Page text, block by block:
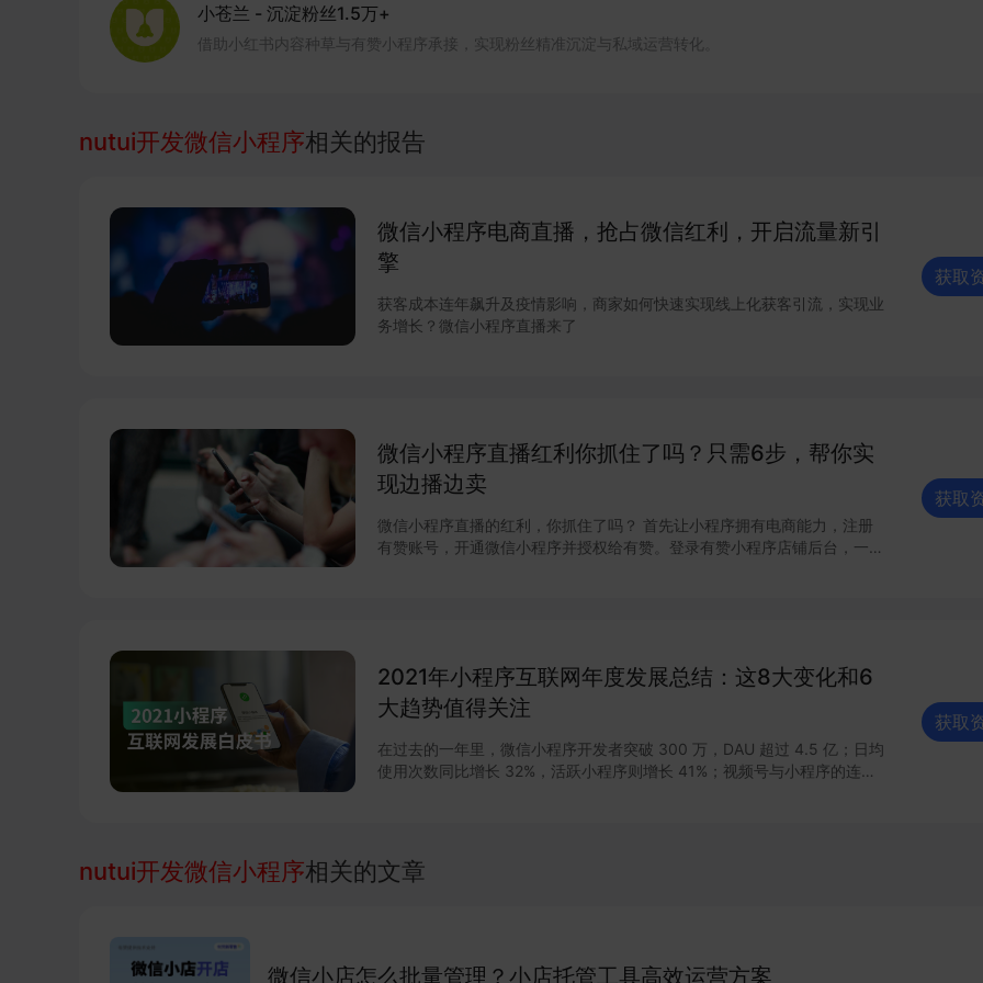
小苍兰 - 沉淀粉丝1.5万+
借助小红书内容种草与有赞小程序承接，实现粉丝精准沉淀与私域运营转化。
nutui开发微信小程序相关的报告
微信小程序电商直播，抢占微信红利，开启流量新引
擎
获客成本连年飙升及疫情影响，商家如何快速实现线上化获客引流，实现业
务增长？微信小程序直播来了
获取
微信小程序直播红利你抓住了吗？只需6步，帮你实
现边播边卖
微信小程序直播的红利，你抓住了吗？ 首先让小程序拥有电商能力，注册
有赞账号，开通微信小程序并授权给有赞。登录有赞小程序店铺后台，一键
获取
2021年小程序互联网年度发展总结：这8大变化和6
大趋势值得关注
在过去的一年里，微信小程序开发者突破 300 万，DAU 超过 4.5 亿；日均
使用次数同比增长 32%，活跃小程序则增长 41%；视频号与小程序的连接
系列调整揭开了其作为独立生态发展的新篇章，小程序与公众号、视频号、
企业微信的互联互通，扩展“闭环思维“至“节点思维”，营销场景和营销方法
项升级，助力商家数字化运营、降本增效。
获取
nutui开发微信小程序相关的文章
微信小店怎么批量管理？小店托管工具高效运营方案